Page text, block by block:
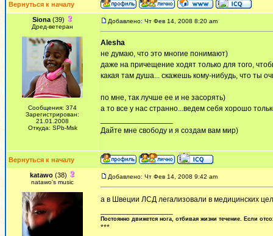
Вернуться к началу
Siona(39)
Дред-ветеран
Сообщения: 374
Зарегистрирован:
21.01.2008
Откуда: SPb-Msk
Добавлено: Чт Фев 14, 2008 8:20 am
Alesha
не думаю, что это многие понимают)
даже на причещение ходят только для того,
какая там душа... скажешь кому-нибудь, что ты
по мне, так лучше ее и не засорять)
а то все у нас странно...ведем себя хорошо
Дайте мне свободу и я создам вам мир)
Вернуться к началу
katawo(38)
natawo's music
Добавлено: Чт Фев 14, 2008 9:42 am
а в Швеции ЛСД легализовали в медицинских
Постоянно движется нога, отбивая жизни течение. Если
***